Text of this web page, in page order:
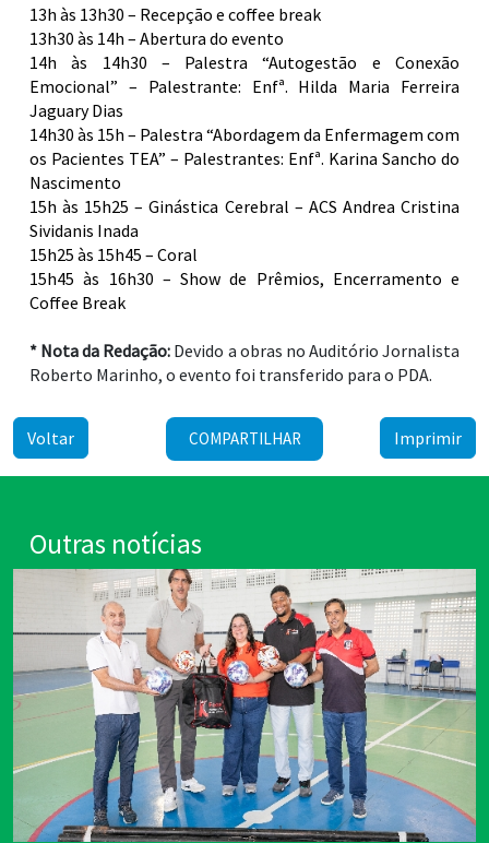
13h às 13h30 – Recepção e coffee break
13h30 às 14h – Abertura do evento
14h às 14h30 – Palestra “Autogestão e Conexão
Emocional” – Palestrante: Enfª. Hilda Maria Ferreira
Jaguary Dias
14h30 às 15h – Palestra “Abordagem da Enfermagem com
os Pacientes TEA” – Palestrantes: Enfª. Karina Sancho do
Nascimento
15h às 15h25 – Ginástica Cerebral – ACS Andrea Cristina
Sividanis Inada
15h25 às 15h45 – Coral
15h45 às 16h30 – Show de Prêmios, Encerramento e
Coffee Break
* Nota da Redação: Devido a obras no Auditório Jornalista
Roberto Marinho, o evento foi transferido para o PDA.
Voltar COMPARTILHAR Imprimir
Outras notícias